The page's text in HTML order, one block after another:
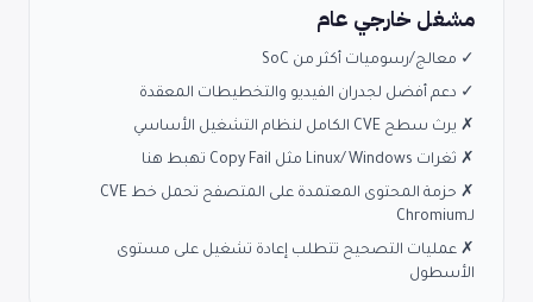
مشغل خارجي عام
✓ معالج/رسوميات أكثر من SoC
✓ دعم أفضل لجدران الفيديو والتخطيطات المعقدة
✗ يرث سطح CVE الكامل لنظام التشغيل الأساسي
✗ ثغرات Linux/Windows مثل Copy Fail تهبط هنا
✗ حزمة المحتوى المعتمدة على المتصفح تحمل خط CVE
لـChromium
✗ عمليات التصحيح تتطلب إعادة تشغيل على مستوى
الأسطول